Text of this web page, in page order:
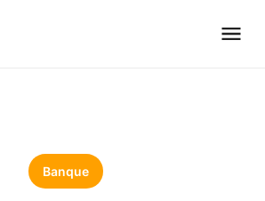
Banque